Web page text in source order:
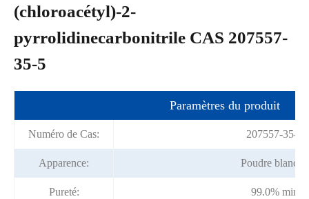
(chloroacétyl)-2-
pyrrolidinecarbonitrile CAS 207557-
35-5
Paramètres du produit
Numéro de Cas: 207557-35-5
Apparence: Poudre blanche
Pureté: 99.0% min